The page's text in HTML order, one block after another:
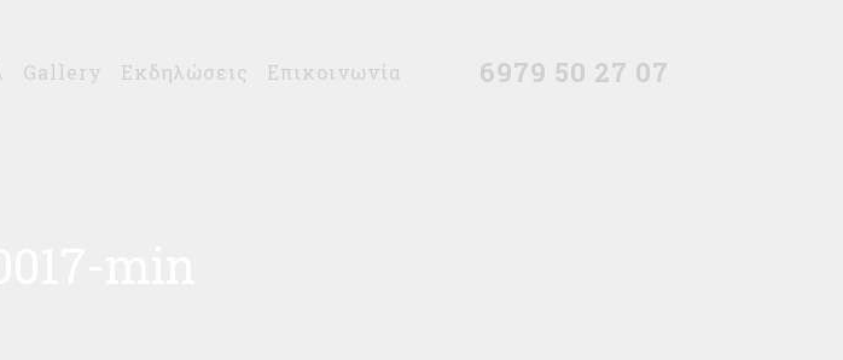
Gallery Εκδηλώσεις Επικοινωνία 6979 50 27 07